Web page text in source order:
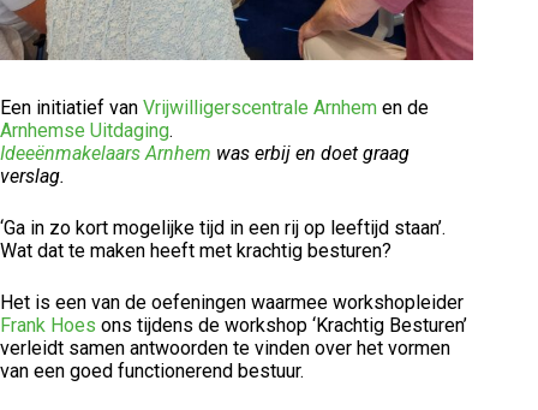
Een initiatief van Vrijwilligerscentrale Arnhem en de
Arnhemse Uitdaging.
Ideeënmakelaars Arnhem was erbij en doet graag
verslag.
‘Ga in zo kort mogelijke tijd in een rij op leeftijd staan’.
Wat dat te maken heeft met krachtig besturen?
Het is een van de oefeningen waarmee workshopleider
Frank Hoes ons tijdens de workshop ‘Krachtig Besturen’
verleidt samen antwoorden te vinden over het vormen
van een goed functionerend bestuur.